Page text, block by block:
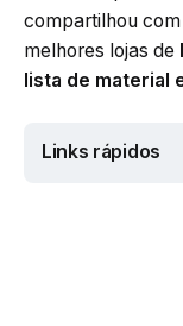
compartilhou
melhores lojas de
lista de material
Links rápidos